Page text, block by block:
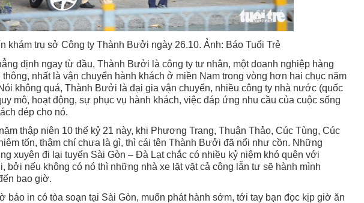
khám trụ sở Công ty Thành Bưởi ngày 26.10. Ảnh: Báo Tuổi Trẻ
định ngay từ đầu, Thành Bưởi là công ty tư nhân, một doanh nghiệp hàng
thông, nhất là vận chuyển hành khách ở miền Nam trong vòng hơn hai chục năm
không quá, Thành Bưởi là đại gia vận chuyển, nhiều công ty nhà nước (quốc
mô, hoạt động, sự phục vụ hành khách, việc đáp ứng nhu cầu của cuộc sống
dép cho nó.
thập niên 10 thế kỷ 21 này, khi Phương Trang, Thuận Thảo, Cúc Tùng, Cúc
tốn, thậm chí chưa là gì, thì cái tên Thành Bưởi đã nổi như cồn. Những
xuyên đi lại tuyến Sài Gòn – Đà Lạt chắc có nhiều kỷ niệm khó quên với
bởi nếu không có nó thì những nhà xe lặt vặt cả công lẫn tư sẽ hành mình
bao giờ.
báo in có tòa soạn tại Sài Gòn, muốn phát hành sớm, tới tay bạn đọc kịp giờ ăn